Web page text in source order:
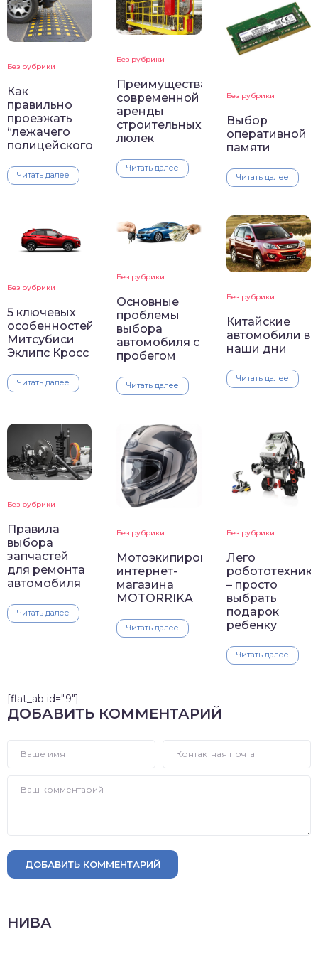
Без рубрики
Как
правильно
проезжать
“лежачего
полицейского”
Читать далее
Без рубрики
Преимущества
современной
аренды
строительных
люлек
Читать далее
Без рубрики
Выбор
оперативной
памяти
Читать далее
Без рубрики
5 ключевых
особенностей
Митсубиси
Эклипс Кросс
Читать далее
Без рубрики
Основные
проблемы
выбора
автомобиля с
пробегом
Читать далее
Без рубрики
Китайские
автомобили в
наши дни
Читать далее
Без рубрики
Правила
выбора
запчастей
для ремонта
автомобиля
Читать далее
Без рубрики
Мотоэкипировка
интернет-
магазина
MOTORRIKA
Читать далее
Без рубрики
Лего
– просто
выбрать
подарок
ребенку
Читать далее
[flat_ab id="9"]
ДОБАВИТЬ КОММЕНТАРИЙ
ДОБАВИТЬ КОММЕНТАРИЙ
НИВА